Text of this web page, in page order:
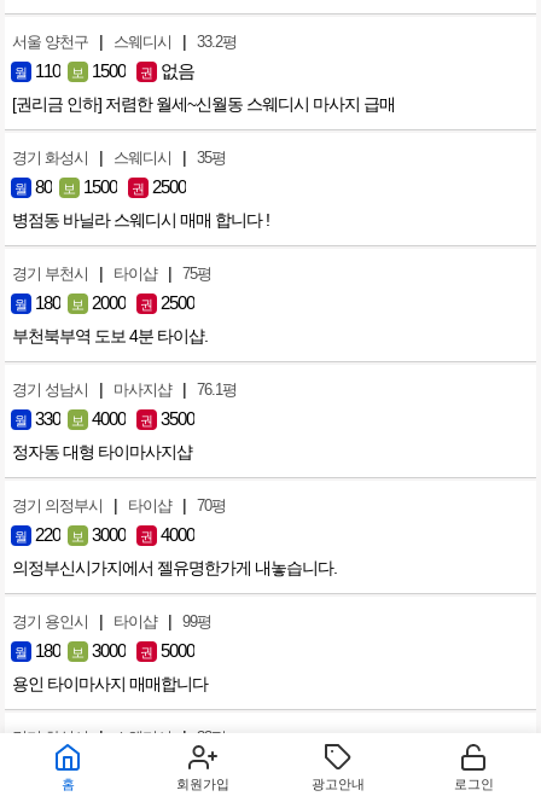
서울 양천구 | 스웨디시 | 33.2평
월 110 보 1500 권 없음
[권리금 인하] 저렴한 월세~신월동 스웨디시 마사지 급매
경기 화성시 | 스웨디시 | 35평
월 80 보 1500 권 2500
병점동 바닐라 스웨디시 매매 합니다 !
경기 부천시 | 타이샵 | 75평
월 180 보 2000 권 2500
부천북부역 도보 4분 타이샵.
경기 성남시 | 마사지샵 | 76.1평
월 330 보 4000 권 3500
정자동 대형 타이마사지샵
경기 의정부시 | 타이샵 | 70평
월 220 보 3000 권 4000
의정부신시가지에서 젤유명한가게 내놓습니다.
경기 용인시 | 타이샵 | 99평
월 180 보 3000 권 5000
용인 타이마사지 매매합니다
경기 화성시 | 스웨디시 | 33평
220 보 3000
홈 회원가입 광고안내 로그인